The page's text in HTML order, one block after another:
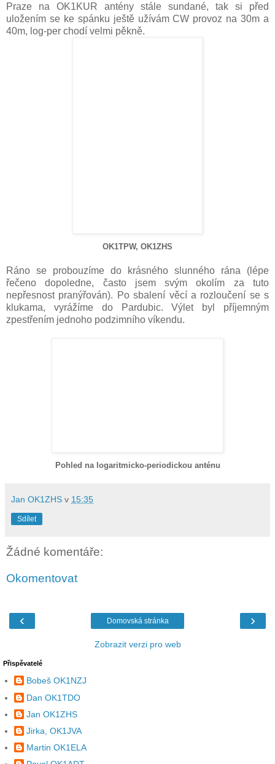
Praze na OK1KUR antény stále sundané, tak si před
uložením se ke spánku ještě užívám CW provoz na 30m a
40m, log-per chodí velmi pěkně.
OK1TPW, OK1ZHS
Ráno se probouzíme do krásného slunného rána (lépe
řečeno dopoledne, často jsem svým okolím za tuto
nepřesnost pranýřován). Po sbalení věcí a rozloučení se s
klukama, vyrážíme do Pardubic. Výlet byl příjemným
zpestřením jednoho podzimního víkendu.
Pohled na logaritmicko-periodickou anténu
Jan OK1ZHS v 15:35
Sdílet
Žádné komentáře:
Okomentovat
‹ ›
Domovská stránka
Zobrazit verzi pro web
Přispěvatelé
Bobeš OK1NZJ
Dan OK1TDO
Jan OK1ZHS
Jirka, OK1JVA
Martin OK1ELA